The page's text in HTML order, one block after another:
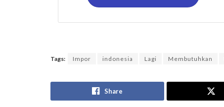
Tags: Impor indonesia Lagi Membutuhkan
Share